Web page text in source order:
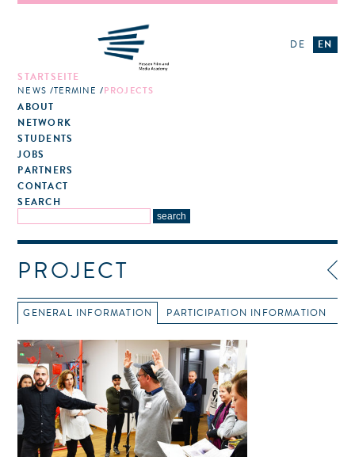
STARTSEITE
NEWS TERMINE PROJECTS
ABOUT
NETWORK
STUDENTS
JOBS
PARTNERS
CONTACT
SEARCH
DE EN
PROJECT
GENERAL INFORMATION PARTICIPATION INFORMATION